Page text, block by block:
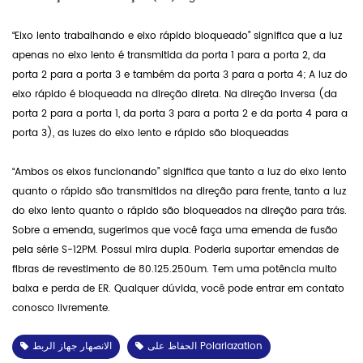
“Eixo lento trabalhando e eixo rápido bloqueado” significa que a luz
apenas no eixo lento é transmitida da porta 1 para a porta 2, da
porta 2 para a porta 3 e também da porta 3 para a porta 4; A luz do
eixo rápido é bloqueada na direção direta. Na direção inversa (da
porta 2 para a porta 1, da porta 3 para a porta 2 e da porta 4 para a
porta 3), as luzes do eixo lento e rápido são bloqueadas
“Ambos os eixos funcionando” significa que tanto a luz do eixo lento
quanto o rápido são transmitidos na direção para frente, tanto a luz
do eixo lento quanto o rápido são bloqueados na direção para trás.
Sobre a emenda, sugerimos que você faça uma emenda de fusão
pela série S-12PM. Possui mira dupla. Poderia suportar emendas de
fibras de revestimento de 80.125.250um. Tem uma potência muito
baixa e perda de ER. Qualquer dúvida, você pode entrar em contato
conosco livremente.
الانصهار جهاز الربط الحفاظ على Polariazation